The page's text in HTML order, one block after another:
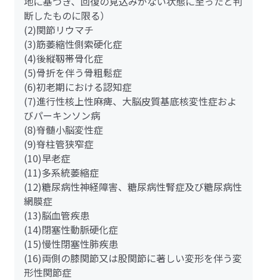
断したものに限る）
(2)関節リウマチ
(3)筋萎縮性側索硬化症
(4)後縦靱帯骨化症
(5)骨折を伴う骨粗鬆症
(6)初老期における認知症
(7)進行性核上性麻痺、大脳皮質基底核変性症およ
びパーキンソン病
(8)脊髄小脳変性症
(9)脊柱管狭窄症
(10)早老症
(11)多系統萎縮症
(12)糖尿病性神経障害、糖尿病性腎症及び糖尿病性
網膜症
(13)脳血管疾患
(14)閉塞性動脈硬化症
(15)慢性閉塞性肺疾患
(16)両側の膝関節又は股関節に著しい変形を伴う変
形性関節症